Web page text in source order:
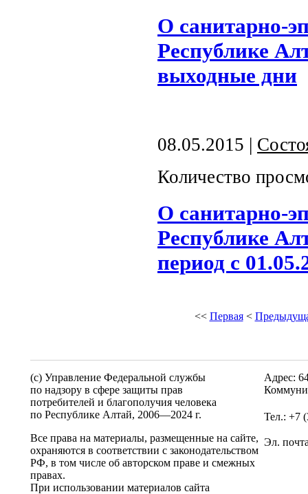
О санитарно-
Республике
выходные дни
08.05.2015 |
Количество
О санитарно-
Республике
период с
<< Первая<
(c) Управление Федеральной службы
по надзору в сфере защиты прав
потребителей и благополучия человека
по Республике Алтай, 2006—2024 г.
Все права на материалы, размещенные на сайте,
охраняются в соответствии с законодательством
РФ, в том числе об авторском праве и смежных
правах.
При использовании материалов сайта
Адрес:
Тел.: +7
Эл.